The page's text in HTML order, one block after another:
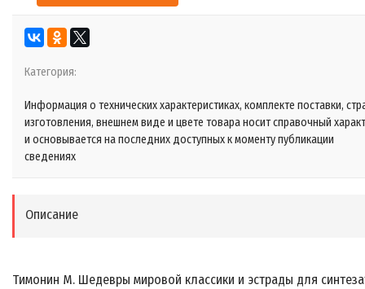
Категория:
Информация о технических характеристиках, комплекте поставки,
изготовления, внешнем виде и цвете товара носит справочный
и основывается на последних доступных к моменту публикации
сведениях
Описание
Тимонин М. Шедевры мировой классики и эстрады для